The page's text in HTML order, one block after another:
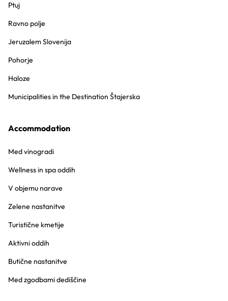
Ptuj
Ravno polje
Jeruzalem Slovenija
Pohorje
Haloze
Municipalities in the Destination Štajerska
Accommodation
Med vinogradi
Wellness in spa oddih
V objemu narave
Zelene nastanitve
Turistične kmetije
Aktivni oddih
Butične nastanitve
Med zgodbami dediščine